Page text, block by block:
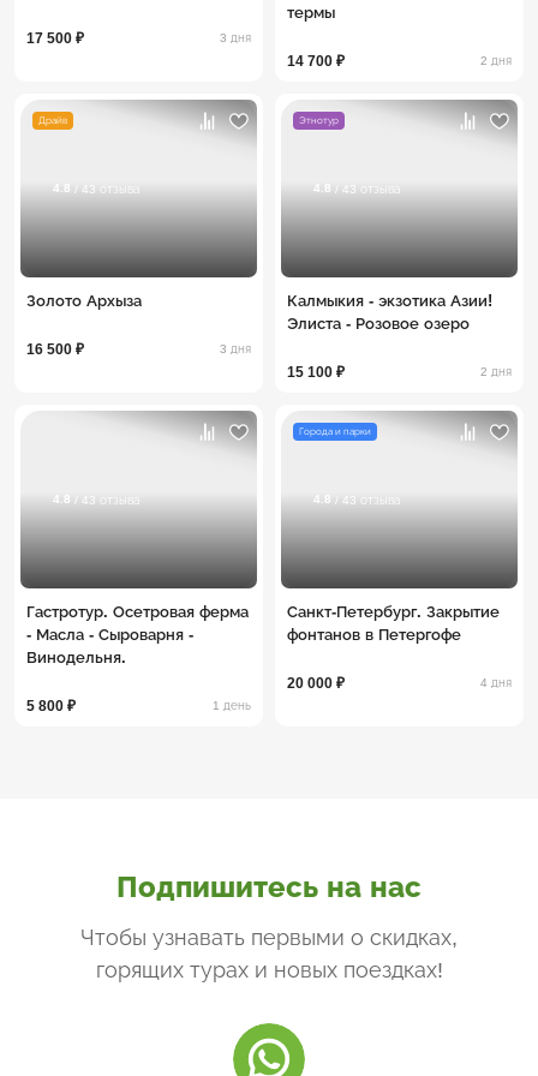
17 500 ₽ 3 дня
термы
14 700 ₽ 2 дня
Драйв
4.8 / 43 отзыва
Золото Архыза
16 500 ₽ 3 дня
Этнотур
4.8 / 43 отзыва
Калмыкия - экзотика Азии!
Элиста - Розовое озеро
15 100 ₽ 2 дня
4.8 / 43 отзыва
Гастротур. Осетровая ферма
- Масла - Сыроварня -
Винодельня.
5 800 ₽ 1 день
Города и парки
4.8 / 43 отзыва
Санкт-Петербург. Закрытие
фонтанов в Петергофе
20 000 ₽ 4 дня
Подпишитесь на нас
Чтобы узнавать первыми о скидках,
горящих турах и новых поездках!